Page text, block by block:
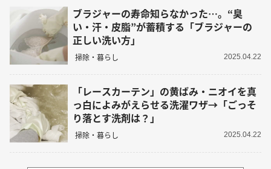
ブラジャーの寿命知らなかった…。“臭
い・汗・皮脂”が蓄積する「ブラジャーの
正しい洗い方」
掃除・暮らし 2025.04.22
「レースカーテン」の黄ばみ・ニオイを真
っ白によみがえらせる洗濯ワザ→「ごっそ
り落とす洗剤は？」
掃除・暮らし 2025.04.22